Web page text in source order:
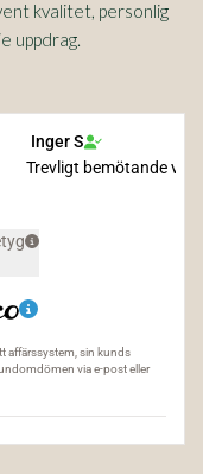
kvalitet, personlig
uppdrag.